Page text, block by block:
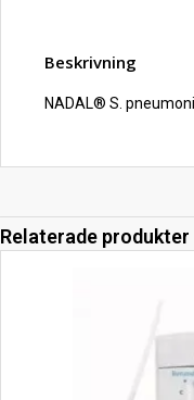
Beskrivning
NADAL® S.
Relaterade produkter